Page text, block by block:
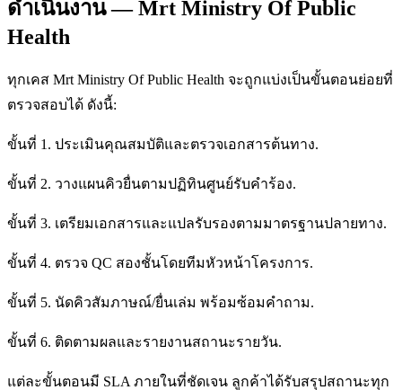
ดำเนินงาน — Mrt Ministry Of Public
Health
ทุกเคส Mrt Ministry Of Public Health จะถูกแบ่งเป็นขั้นตอนย่อยที่
ตรวจสอบได้ ดังนี้:
ขั้นที่ 1. ประเมินคุณสมบัติและตรวจเอกสารต้นทาง.
ขั้นที่ 2. วางแผนคิวยื่นตามปฏิทินศูนย์รับคำร้อง.
ขั้นที่ 3. เตรียมเอกสารและแปลรับรองตามมาตรฐานปลายทาง.
ขั้นที่ 4. ตรวจ QC สองชั้นโดยทีมหัวหน้าโครงการ.
ขั้นที่ 5. นัดคิวสัมภาษณ์/ยื่นเล่ม พร้อมซ้อมคำถาม.
ขั้นที่ 6. ติดตามผลและรายงานสถานะรายวัน.
แต่ละขั้นตอนมี SLA ภายในที่ชัดเจน ลูกค้าได้รับสรุปสถานะทุก